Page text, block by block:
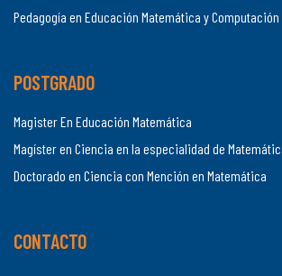
Pedagogía en Educación Matemática y Computación
POSTGRADO
Magister En Educación Matemática
Magíster en Ciencia en la especialidad de
Doctorado en Ciencia con Mención en Matemática
CONTACTO